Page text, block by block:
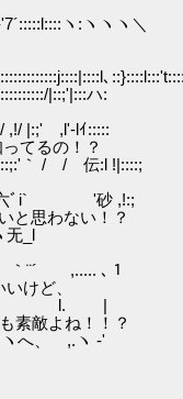
ヽ:ヽヽヽ＼
､
|::;'|:::ハ:
|:;' ,l'-lｲ:::::
るの！？
｀ / / 伝:l !|::::;
六ﾞi` '砂 ,!:;
わない！？
.ヽ无_l
¨´ ,..... ､１
けど、
、 l. |
敵よね！！？
へ、 ,.ヽ -'